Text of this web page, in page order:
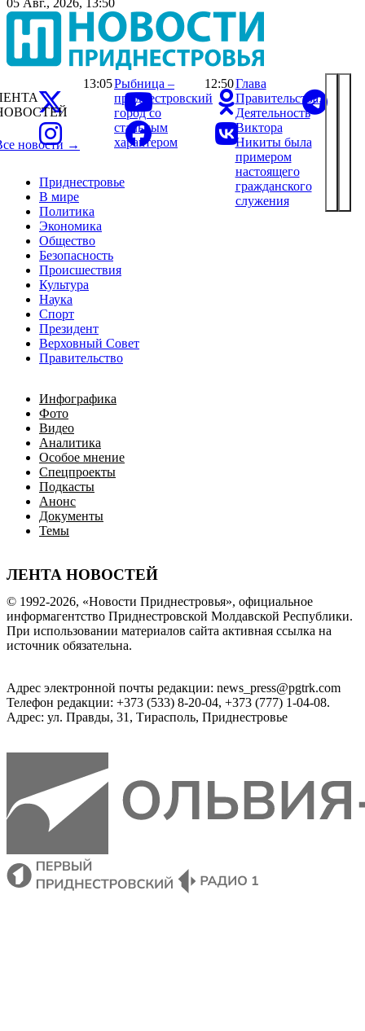
05 Авг., 2026, 13:50
Приднестровье
В мире
Политика
Экономика
Общество
Безопасность
Происшествия
Культура
Наука
Спорт
Президент
Верховный Совет
Правительство
Инфографика
Фото
Видео
Аналитика
Особое мнение
Спецпроекты
Подкасты
Анонс
Документы
Темы
ЛЕНТА НОВОСТЕЙ
новости →
13:05Рыбница –
приднестровский
город со
стальным
характером
12:50Глава
Правительства:
Деятельность
Виктора
Никиты была
примером
настоящего
гражданского
служения
© 1992-2026, «Новости Приднестровья», официальное
информагентство Приднестровской Молдавской Республики.
При использовании материалов сайта активная ссылка на
источник обязательна.
Адрес электронной почты редакции: news_press@pgtrk.com
Телефон редакции: +373 (533) 8-20-04, +373 (777) 1-04-08.
Адрес: ул. Правды, 31, Тирасполь, Приднестровье